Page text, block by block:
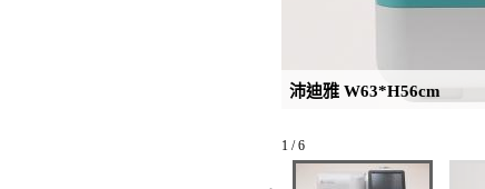
沛迪雅 W63*H56cm
1 / 6